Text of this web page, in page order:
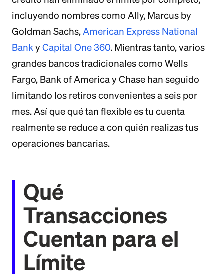
incluyendo nombres como Ally, Marcus by
Goldman Sachs,American Express National
BankyCapital One 360. Mientras tanto, varios
grandes bancos tradicionales como Wells
Fargo, Bank of America y Chase han seguido
limitando los retiros convenientes a seis por
mes. Así que qué tan flexible es tu cuenta
realmente se reduce a con quién realizas tus
operaciones bancarias.
Qué
Transacciones
Cuentan para el
Límite